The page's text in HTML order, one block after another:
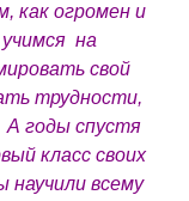
как огромен и
учимся на
свой
трудности,
годы спустя
класс своих
всему